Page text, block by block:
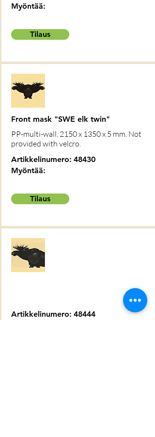
Myöntää:
Tilaus
Front mask "SWE elk twin"
PP-multi-wall, 2150 x 1350 x 5 mm. Not
provided with velcro.
Artikkelinumero: 48430
Myöntää:
Tilaus
Artikkelinumero: 48444